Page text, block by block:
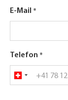
E-Mail
Telefon